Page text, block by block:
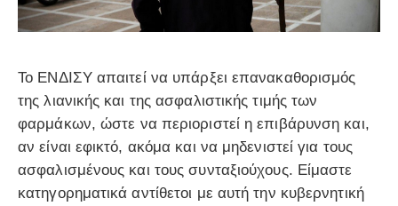
Το ΕΝΔΙΣΥ απαιτεί να υπάρξει επανακαθορισμός
της λιανικής και της ασφαλιστικής τιμής των
φαρμάκων, ώστε να περιοριστεί η επιβάρυνση και,
αν είναι εφικτό, ακόμα και να μηδενιστεί για τους
ασφαλισμένους και τους συνταξιούχους. Είμαστε
κατηγορηματικά αντίθετοι με αυτή την κυβερνητική